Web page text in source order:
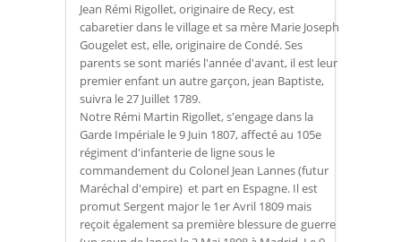
Jean Rémi Rigollet, originaire de Recy, est
cabaretier dans le village et sa mère Marie Joseph
Gougelet est, elle, originaire de Condé. Ses
parents se sont mariés l'année d'avant, il est leur
premier enfant un autre garçon, jean Baptiste,
suivra le 27 Juillet 1789.
Notre Rémi Martin Rigollet, s'engage dans la
Garde Impériale le 9 Juin 1807, affecté au 105e
régiment d'infanterie de ligne sous le
commandement du Colonel Jean Lannes (futur
Maréchal d'empire) et part en Espagne. Il est
promut Sergent major le 1er Avril 1809 mais
reçoit également sa première blessure de guerre